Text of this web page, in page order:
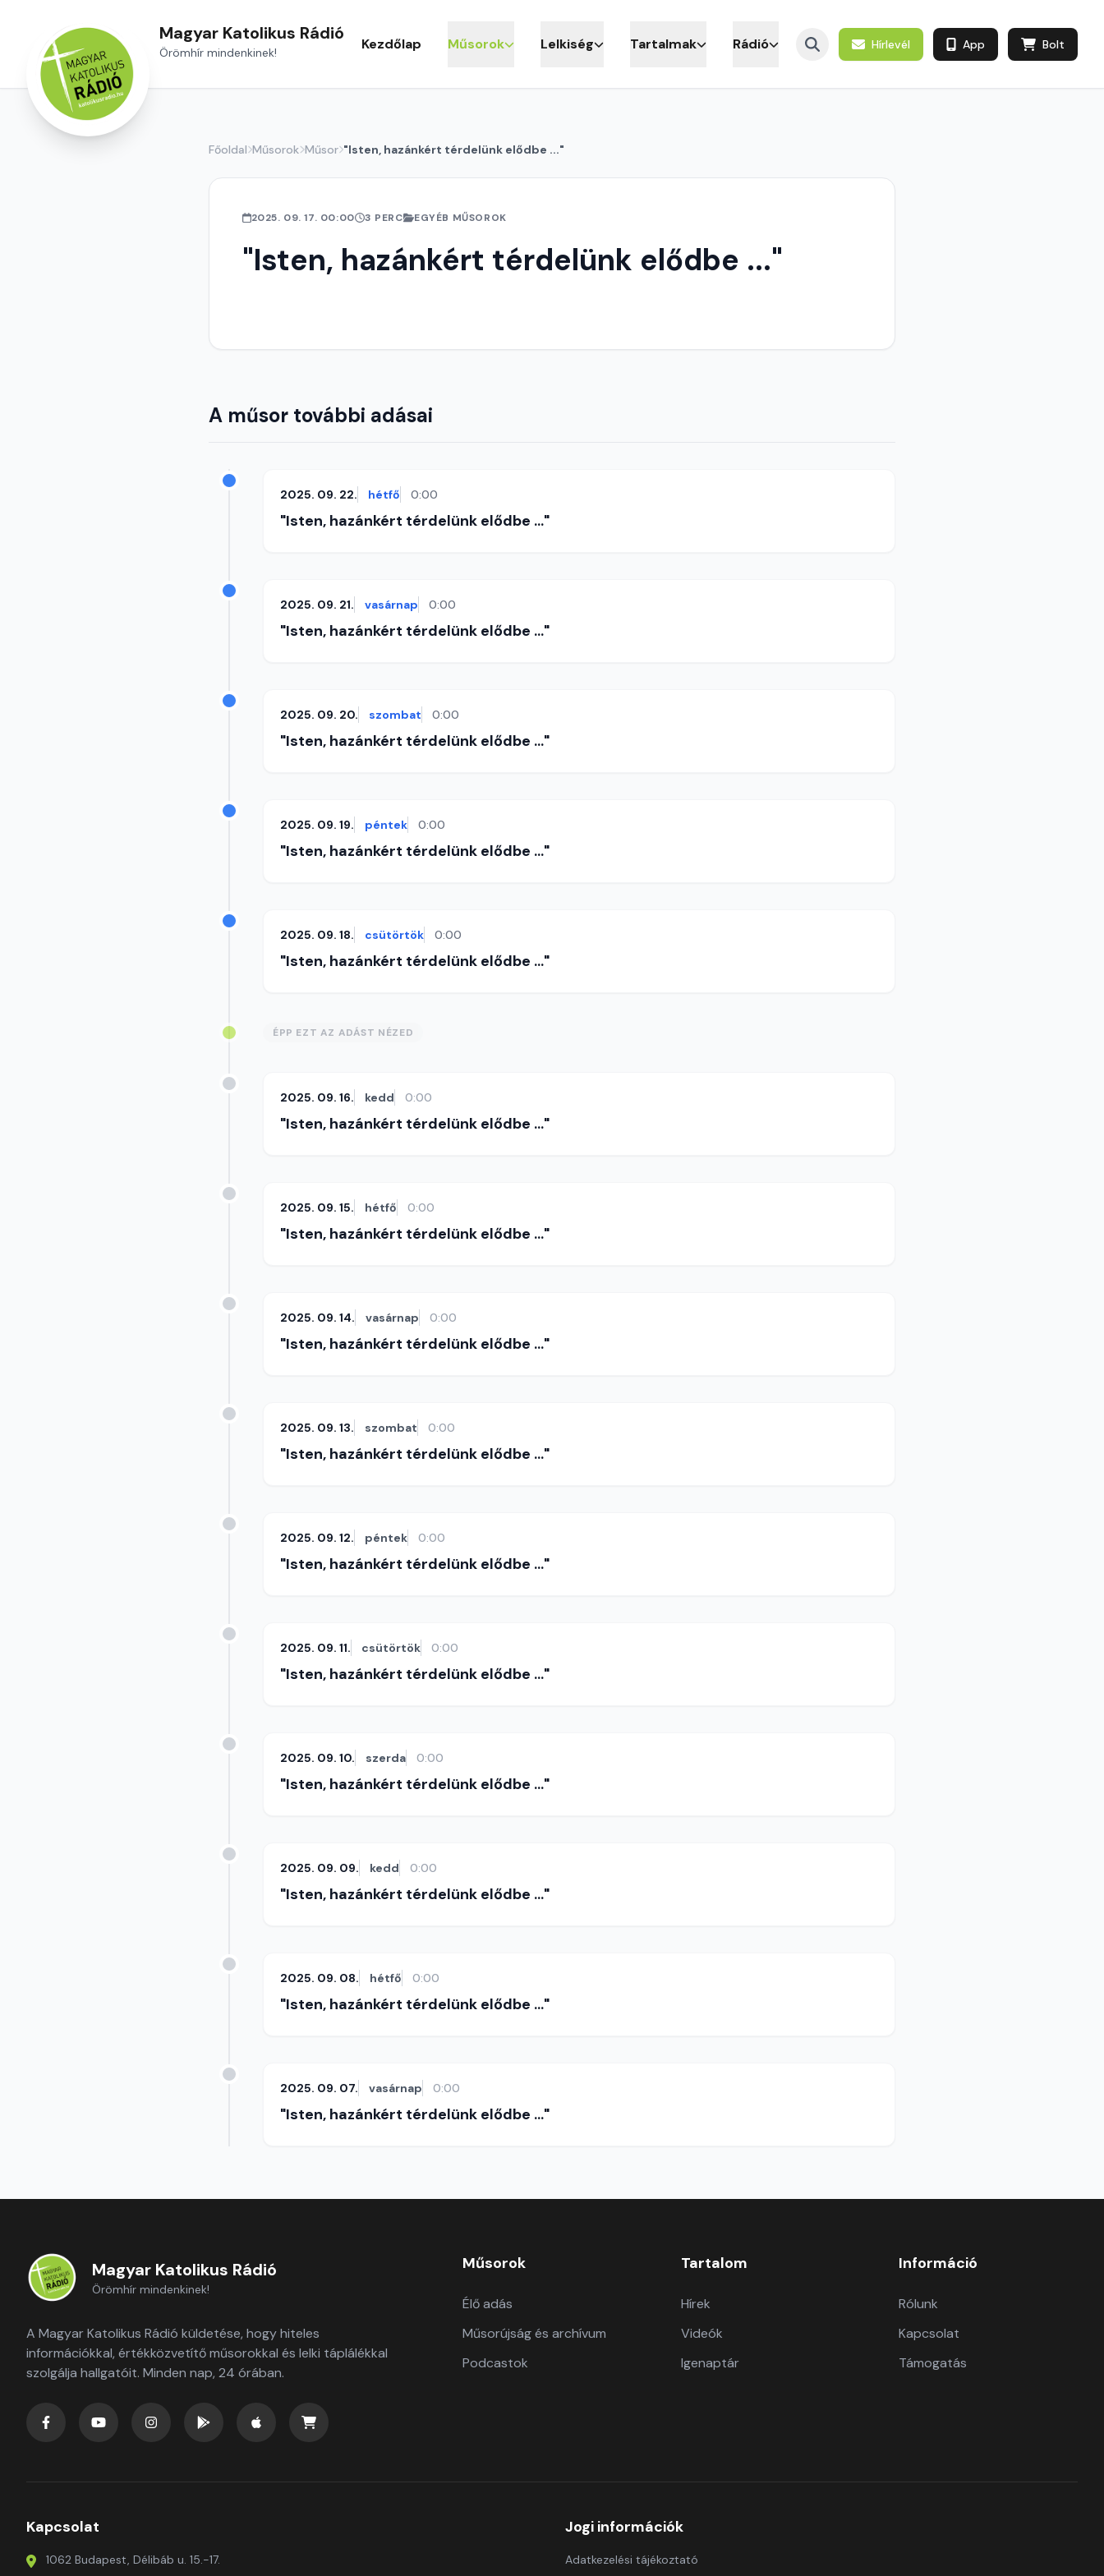
Magyar Katolikus Rádió
Örömhír mindenkinek! Kezdőlap Műsorok Lelkiség Tartalmak Rádió Hírlevél App Bolt
Főoldal Műsorok Műsor "Isten, hazánkért térdelünk elődbe ..."
2025. 09. 17. 00:00 3 PERC EGYÉB MŰSOROK
"Isten, hazánkért térdelünk elődbe ..."
A műsor további adásai
2025. 09. 22. hétfő 0:00
"Isten, hazánkért térdelünk elődbe ..."
2025. 09. 21. vasárnap 0:00
"Isten, hazánkért térdelünk elődbe ..."
2025. 09. 20. szombat 0:00
"Isten, hazánkért térdelünk elődbe ..."
2025. 09. 19. péntek 0:00
"Isten, hazánkért térdelünk elődbe ..."
2025. 09. 18. csütörtök 0:00
"Isten, hazánkért térdelünk elődbe ..."
ÉPP EZT AZ ADÁST NÉZED
2025. 09. 16. kedd 0:00
"Isten, hazánkért térdelünk elődbe ..."
2025. 09. 15. hétfő 0:00
"Isten, hazánkért térdelünk elődbe ..."
2025. 09. 14. vasárnap 0:00
"Isten, hazánkért térdelünk elődbe ..."
2025. 09. 13. szombat 0:00
"Isten, hazánkért térdelünk elődbe ..."
2025. 09. 12. péntek 0:00
"Isten, hazánkért térdelünk elődbe ..."
2025. 09. 11. csütörtök 0:00
"Isten, hazánkért térdelünk elődbe ..."
2025. 09. 10. szerda 0:00
"Isten, hazánkért térdelünk elődbe ..."
2025. 09. 09. kedd 0:00
"Isten, hazánkért térdelünk elődbe ..."
2025. 09. 08. hétfő 0:00
"Isten, hazánkért térdelünk elődbe ..."
2025. 09. 07. vasárnap 0:00
"Isten, hazánkért térdelünk elődbe ..."
Magyar Katolikus Rádió
Örömhír mindenkinek!
A Magyar Katolikus Rádió küldetése, hogy hiteles
információkkal, értékközvetítő műsorokkal és lelki táplálékkal
szolgálja hallgatóit. Minden nap, 24 órában.
Műsorok
Élő adás
Műsorújság és archívum
Podcastok
Tartalom
Hírek
Videók
Igenaptár
Információ
Rólunk
Kapcsolat
Támogatás
Kapcsolat
1062 Budapest, Délibáb u. 15.-17.
Jogi információk
Adatkezelési tájékoztató